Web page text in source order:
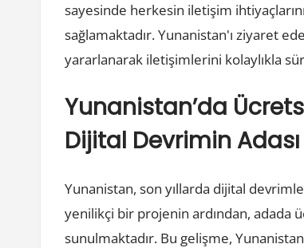
sayesinde herkesin iletişim
sağlamaktadır. Yunanistan'ı ziyaret
yararlanarak iletişimlerini kolaylıkla
Yunanistan’da
Dijital Devrimin Adası
Yunanistan, son yıllarda dijital
yenilikçi bir projenin ardından, adada
sunulmaktadır. Bu gelişme,